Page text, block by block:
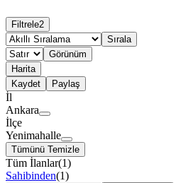
Filtrele2
Sırala
Görünüm
Harita
Kaydet
Paylaş
İl
Ankara
İlçe
Yenimahalle
Tümünü Temizle
Tüm İlanlar(1)
Sahibinden(1)